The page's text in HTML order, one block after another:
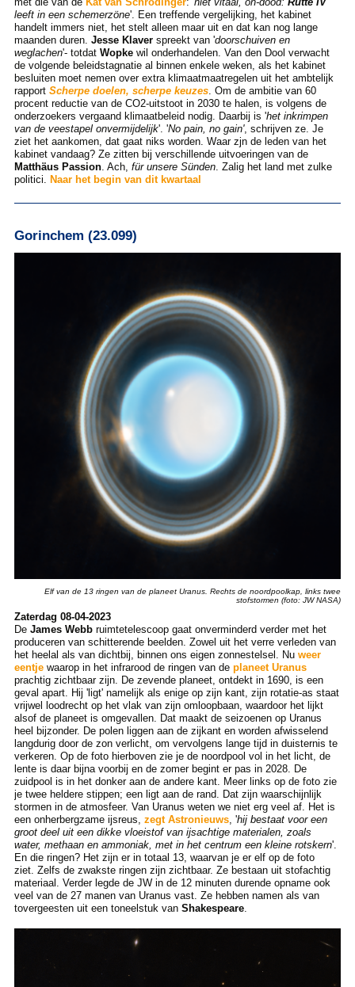
leeft in een schemerzöne'. Een treffende vergelijking, het kabinet
handelt immers niet, het stelt alleen maar uit en dat kan nog lange
maanden duren. Jesse Klaverspreekt van 'doorschuiven en
weglachen'- totdat Wopkewil onderhandelen. Van den Dool verwacht
de volgende beleidstagnatie al binnen enkele weken, als het kabinet
besluiten moet nemen over extra klimaatmaatregelen uit het ambtelijk
rapport Scherpe doelen, scherpe keuzes. Om de ambitie van 60
procent reductie van de CO2-uitstoot in 2030 te halen, is volgens de
onderzoekers vergaand klimaatbeleid nodig. Daarbij is 'het inkrimpen
van de veestapel onvermijdelijk'. 'No pain, no gain', schrijven ze. Je
ziet het aankomen, dat gaat niks worden. Waar zjn de leden van het
kabinet vandaag? Ze zitten bij verschillende uitvoeringen van de
Matthäus Passion. Ach, für unsere Sünden. Zalig het land met zulke
politici. Naar het begin van dit kwartaal
Gorinchem (23.099)
Elf van de 13 ringen van de planeet Uranus. Rechts de noordpoolkap, links twee
stofstormen (foto: JW NASA)
Zaterdag 08-04-2023
De James Webbruimtetelescoop gaat onverminderd verder met het
produceren van schitterende beelden. Zowel uit het verre verleden van
het heelal als van dichtbij, binnen ons eigen zonnestelsel. Nu weer
eentjewaarop in het infrarood de ringen van de planeet Uranus
prachtig zichtbaar zijn. De zevende planeet, ontdekt in 1690, is een
geval apart. Hij 'ligt' namelijk als enige op zijn kant, zijn rotatie-as staat
vrijwel loodrecht op het vlak van zijn omloopbaan, waardoor het lijkt
alsof de planeet is omgevallen. Dat maakt de seizoenen op Uranus
heel bijzonder. De polen liggen aan de zijkant en worden afwisselend
langdurig door de zon verlicht, om vervolgens lange tijd in duisternis te
verkeren. Op de foto hierboven zie je de noordpool vol in het licht, de
lente is daar bijna voorbij en de zomer begint er pas in 2028. De
zuidpool is in het donker aan de andere kant. Meer links op de foto zie
je twee heldere stippen; een ligt aan de rand. Dat zijn waarschijnlijk
stormen in de atmosfeer. Van Uranus weten we niet erg veel af. Het is
een onherbergzame ijsreus, zegt Astronieuws, 'hij bestaat voor een
groot deel uit een dikke vloeistof van ijsachtige materialen, zoals
water, methaan en ammoniak, met in het centrum een kleine rotskern'.
En die ringen? Het zijn er in totaal 13, waarvan je er elf op de foto
ziet. Zelfs de zwakste ringen zijn zichtbaar. Ze bestaan uit stofachtig
materiaal. Verder legde de JW in de 12 minuten durende opname ook
veel van de 27 manen van Uranus vast. Ze hebben namen als van
tovergeesten uit een toneelstuk van Shakespeare.